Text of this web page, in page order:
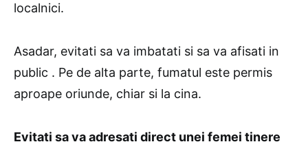
localnici.
Asadar, evitati sa va imbatati si sa va afisati in
public . Pe de alta parte, fumatul este permis
aproape oriunde, chiar si la cina.
Evitati sa va adresati direct unei femei tinere